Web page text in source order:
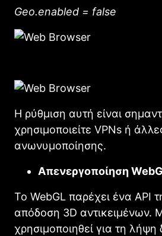
Geo.enabled = false
Η ρύθμιση αυτή είναι
χρησιμοποιείτε VPNs ή
ανωνυμοποίησης.
Απενεργοποίηση
Το WebGL παρέχει ένα API
απόδοση 3D αντικειμένων.
χρησιμοποιηθεί για τη